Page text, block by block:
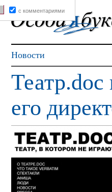
Новости
его
с комментариями